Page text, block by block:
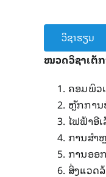
ວິຊາຮຽນ
ໝວດວິຊາ​ເຕັ
ຄອມ​ພິວ​
ຫຼັກກາ
ໄຟຟ້າ​ອີ​
ການ​ສໍາ​
ການ​ອອ
ສິ່ງ​ແວດ​